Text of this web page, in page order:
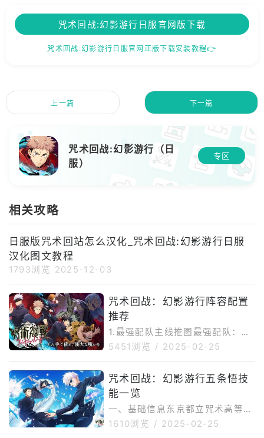
咒术回战:幻影游行日服官网版下载
咒术回战:幻影游行日服官网正版下载安装教程👉
上一篇 下一篇
咒术回战:幻影游行（日
服）
专区
相关攻略
日服版咒术回站怎么汉化_咒术回战:幻影游行日服
汉化图文教程
1793浏览 2025-12-03
咒术回战：幻影游行阵容配置
推荐
1.最强配队主线推图最强配队：五
条悟+虎杖悠仁+东堂葵+七海建人
的「七海建人(SSR)」能够覆盖绝
大多数敌方情况。这是打主线和强
化关卡等周回内容最佳配队组合。
候补替换的角色：伏黑惠、熊猫、
七海建人（SR）2.BOSS特化队单
5451浏览 / 2025-02-25
咒术回战：幻影游行五条悟技
能一览
一、基础信息东京都立咒术高等专
门学校老师。轻佻且我行我素。尽
1610浏览 / 2025-02-25